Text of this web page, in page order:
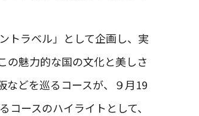
トラベル」として企画し、実
魅力的な国の文化と美しさ
などを巡るコースが、９月19
ースのハイライトとして、